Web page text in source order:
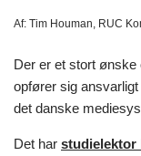
Af: Tim Houman, RUC
Der er et stort ønske
opfører sig
det danske
Det har studielektor